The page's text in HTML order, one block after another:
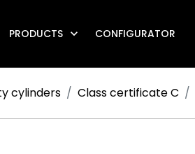
PRODUCTS  CONFIGURATOR
cylinders Class certificate C